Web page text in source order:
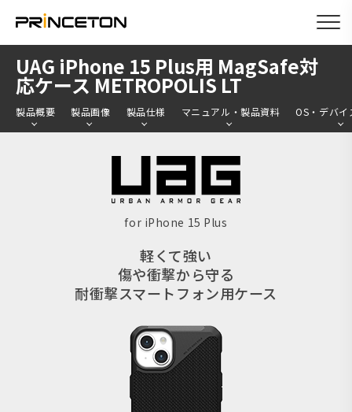
UAG iPhone 15 Plus用 MagSafe対
応ケース METROPOLIS LT
製品概要 製品画像 製品仕様 マニュアル・製品資料 OS・デバイ
for iPhone 15 Plus
軽くて強い
傷や衝撃から守る
耐衝撃スマートフォン用ケース